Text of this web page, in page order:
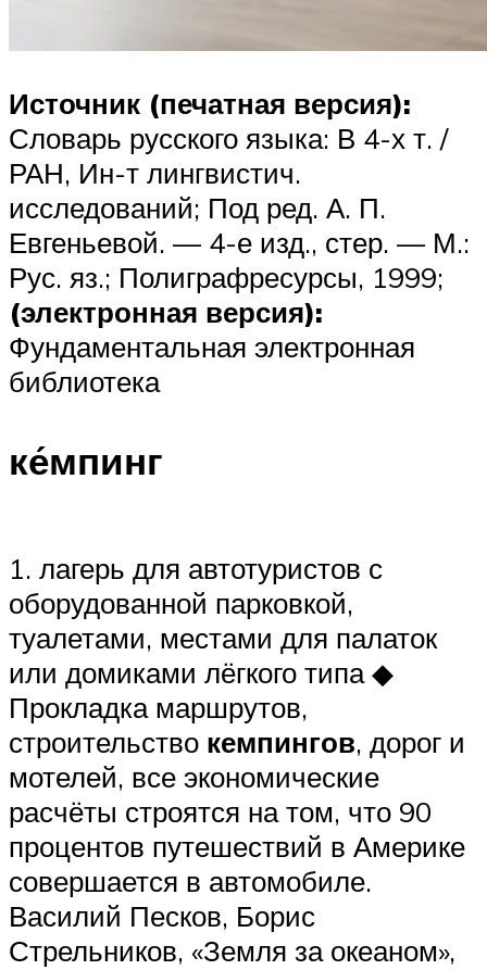
Источник (печатная версия):
Словарь русского языка: В 4-х т. /
РАН, Ин-т лингвистич.
исследований; Под ред. А. П.
Евгеньевой. — 4-е изд., стер. — М.:
Рус. яз.; Полиграфресурсы, 1999;
(электронная версия):
Фундаментальная электронная
библиотека
ке́мпинг
1. лагерь для автотуристов с
оборудованной парковкой,
туалетами, местами для палаток
или домиками лёгкого типа ◆
Прокладка маршрутов,
строительство кемпингов, дорог и
мотелей, все экономические
расчёты строятся на том, что 90
процентов путешествий в Америке
совершается в автомобиле.
Василий Песков, Борис
Стрельников, «Земля за океаном»,